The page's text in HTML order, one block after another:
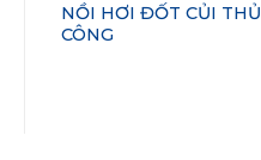
NỒI HƠI ĐỐT CỦI THỦ
CÔNG